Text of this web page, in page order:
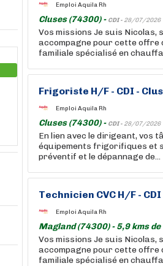
Emploi Aquila Rh
Cluses (74300) - CDI - 28/07/2026
Vos missions Je suis
accompagne pour cette offre
familiale spécialisé en
Frigoriste H/F - CDI -
Emploi Aquila Rh
Cluses (74300) - CDI - 28/07/2026
En lien avec le dirigeant, vos
équipements frigorifiques et
préventif et le dépannage de...
Technicien CVC H/F -
Emploi Aquila Rh
Magland (74300) - 5,9 kms de
Vos missions Je suis
accompagne pour cette offre
familiale spécialisé en